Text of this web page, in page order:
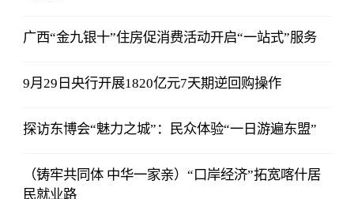
广西“金九银十”住房促消费活动开启“一站式”服务
9月29日央行开展1820亿元7天期逆回购操作
探访东博会“魅力之城”：民众体验“一日游遍东盟”
（铸牢共同体 中华一家亲）“口岸经济”拓宽喀什居
民就业路